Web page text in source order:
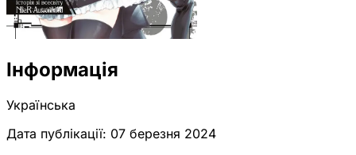
Інформація
Українська
Дата публікації: 07 березня 2024